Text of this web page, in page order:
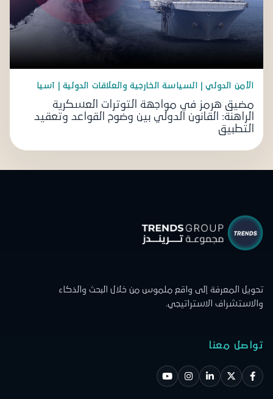
الأمن الدولي | السياسة الخارجية والعلاقات الدولية | آسيا
مضيق هرمز في مواجهة التوترات العسكرية
الراهنة: القانون الدولي بين وضوح القواعد وتعقيد
التطبيق
تحويل المعرفة إلى واقع ملموس من خلال البحث والذكاء
والاستشراف الاستراتيجي.
تواصل معنا